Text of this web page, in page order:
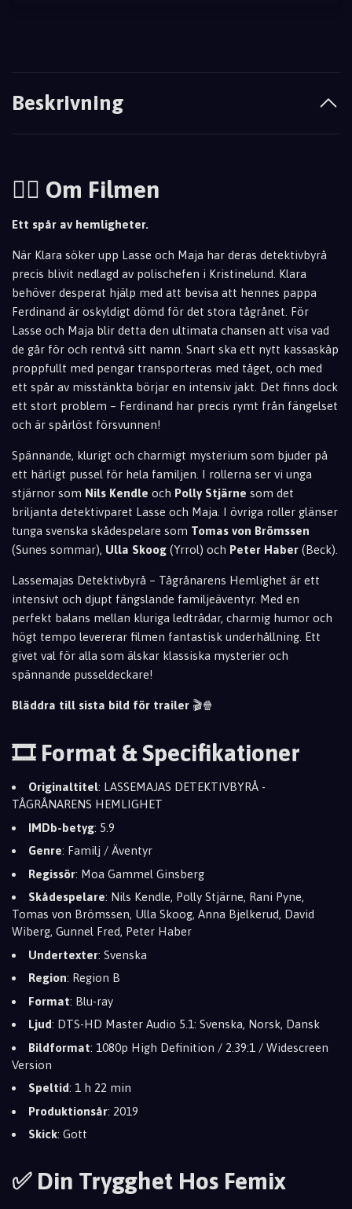
Beskrivning
🕵️‍♂️ Om Filmen
Ett spår av hemligheter.
När Klara söker upp Lasse och Maja har deras detektivbyrå
precis blivit nedlagd av polischefen i Kristinelund. Klara
behöver desperat hjälp med att bevisa att hennes pappa
Ferdinand är oskyldigt dömd för det stora tågrånet. För
Lasse och Maja blir detta den ultimata chansen att visa vad
de går för och rentvå sitt namn. Snart ska ett nytt kassaskåp
proppfullt med pengar transporteras med tåget, och med
ett spår av misstänkta börjar en intensiv jakt. Det finns dock
ett stort problem – Ferdinand har precis rymt från fängelset
och är spårlöst försvunnen!
Spännande, klurigt och charmigt mysterium som bjuder på
ett härligt pussel för hela familjen. I rollerna ser vi unga
stjärnor som Nils Kendle och Polly Stjärne som det
briljanta detektivparet Lasse och Maja. I övriga roller glänser
tunga svenska skådespelare som Tomas von Brömssen
(Sunes sommar), Ulla Skoog (Yrrol) och Peter Haber (Beck).
Lassemajas Detektivbyrå – Tågrånarens Hemlighet är ett
intensivt och djupt fängslande familjeäventyr. Med en
perfekt balans mellan kluriga ledtrådar, charmig humor och
högt tempo levererar filmen fantastisk underhållning. Ett
givet val för alla som älskar klassiska mysterier och
spännande pusseldeckare!
Bläddra till sista bild för trailer 🎬🍿
🎞️ Format & Specifikationer
Originaltitel: LASSEMAJAS DETEKTIVBYRÅ -
TÅGRÅNARENS HEMLIGHET
IMDb-betyg: 5.9
Genre: Familj / Äventyr
Regissör: Moa Gammel Ginsberg
Skådespelare: Nils Kendle, Polly Stjärne, Rani Pyne,
Tomas von Brömssen, Ulla Skoog, Anna Bjelkerud, David
Wiberg, Gunnel Fred, Peter Haber
Undertexter: Svenska
Region: Region B
Format: Blu-ray
Ljud: DTS-HD Master Audio 5.1: Svenska, Norsk, Dansk
Bildformat: 1080p High Definition / 2.39:1 / Widescreen
Version
Speltid: 1 h 22 min
Produktionsår: 2019
Skick: Gott
✅ Din Trygghet Hos Femix